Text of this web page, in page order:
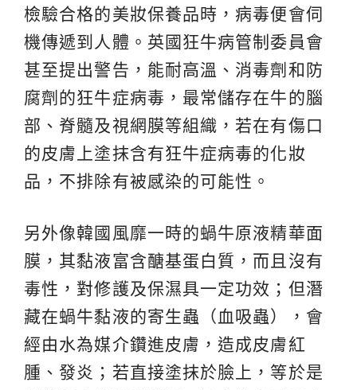
檢驗合格的美妝保養品時，病毒便會伺
機傳遞到人體。英國狂牛病管制委員會
甚至提出警告，能耐高溫、消毒劑和防
腐劑的狂牛症病毒，最常儲存在牛的腦
部、脊髓及視網膜等組織，若在有傷口
的皮膚上塗抹含有狂牛症病毒的化妝
品，不排除有被感染的可能性。
另外像韓國風靡一時的蝸牛原液精華面
膜，其黏液富含醣基蛋白質，而且沒有
毒性，對修護及保濕具一定功效；但潛
藏在蝸牛黏液的寄生蟲（血吸蟲），會
經由水為媒介鑽進皮膚，造成皮膚紅
腫、發炎；若直接塗抹於臉上，等於是